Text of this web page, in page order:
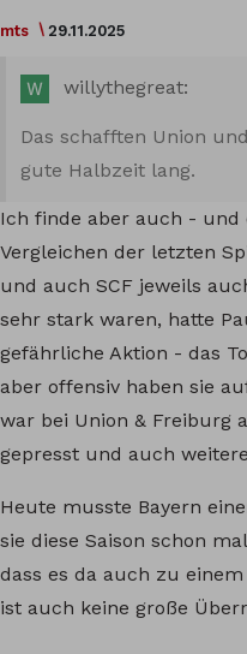
mts 29.11.2025
willythegreat:
Das schafften Union
gute Halbzeit lang.
Ich finde aber auch -
Vergleichen der letzten
und auch SCF jeweils
sehr stark waren, hatte
gefährliche Aktion - das
aber offensiv haben sie
war bei Union & Freiburg
gepresst und auch
Heute musste Bayern
sie diese Saison schon
dass es da auch zu
ist auch keine große